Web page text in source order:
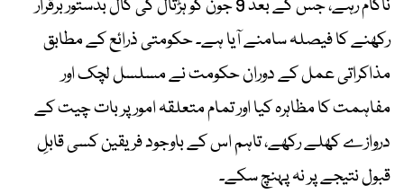
ناکام رہے، جس کے بعد 9 جون کو ہڑتال کی کال بدستور برقرار
رکھنے کا فیصلہ سامنے آیا ہے۔ حکومتی ذرائع کے مطابق
مذاکراتی عمل کے دوران حکومت نے مسلسل لچک اور
مفاہمت کا مظاہرہ کیا اور تمام متعلقہ امور پر بات چیت کے
دروازے کھلے رکھے، تاہم اس کے باوجود فریقین کسی قابلِ
قبول نتیجے پر نہ پہنچ سکے۔